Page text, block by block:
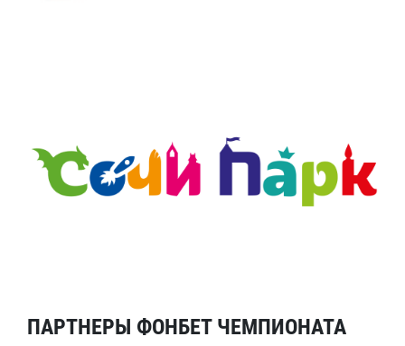
ПАРТНЕРЫ ФОНБЕТ ЧЕМПИОНАТА